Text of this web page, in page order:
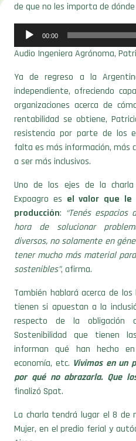
de que no les importa de
Reproductor
de
audio
00:00
Audio Ingeniera Agrónoma,
Ya de regreso a la
independiente, ofreciendo
organizaciones acerca de
rentabilidad se obtiene,
resistencia por parte de los
falta es más información, más
a ser más inclusivos.
Uno de los ejes de la
Expoagro es el valor que le
producción: “Tenés
hora de solucionar
diversos, no solamente en
tener mucho más material
sostenibles”, afirma.
También hablará acerca de
tienen si apuestan a la
respecto de la obligación
Sostenibilidad que tienen
informan qué han hecho
economía, etc. Vivimos en un
por qué no abrazarla. Que
finalizó Spat.
La charla tendrá lugar el 8 de
Mujer, en el predio ferial y